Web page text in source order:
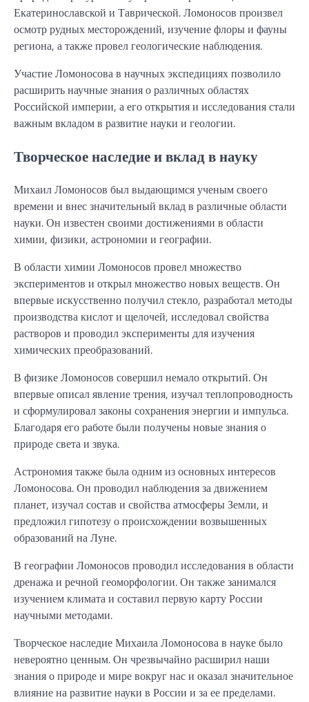
Екатеринославской и Таврической. Ломоносов произвел
осмотр рудных месторождений, изучение флоры и фауны
региона, а также провел геологические наблюдения.
Участие Ломоносова в научных экспедициях позволило
расширить научные знания о различных областях
Российской империи, а его открытия и исследования стали
важным вкладом в развитие науки и геологии.
Творческое наследие и вклад в науку
Михаил Ломоносов был выдающимся ученым своего
времени и внес значительный вклад в различные области
науки. Он известен своими достижениями в области
химии, физики, астрономии и географии.
В области химии Ломоносов провел множество
экспериментов и открыл множество новых веществ. Он
впервые искусственно получил стекло, разработал методы
производства кислот и щелочей, исследовал свойства
растворов и проводил эксперименты для изучения
химических преобразований.
В физике Ломоносов совершил немало открытий. Он
впервые описал явление трения, изучал теплопроводность
и сформулировал законы сохранения энергии и импульса.
Благодаря его работе были получены новые знания о
природе света и звука.
Астрономия также была одним из основных интересов
Ломоносова. Он проводил наблюдения за движением
планет, изучал состав и свойства атмосферы Земли, и
предложил гипотезу о происхождении возвышенных
образований на Луне.
В географии Ломоносов проводил исследования в области
дренажа и речной геоморфологии. Он также занимался
изучением климата и составил первую карту России
научными методами.
Творческое наследие Михаила Ломоносова в науке было
невероятно ценным. Он чрезвычайно расширил наши
знания о природе и мире вокруг нас и оказал значительное
влияние на развитие науки в России и за ее пределами.